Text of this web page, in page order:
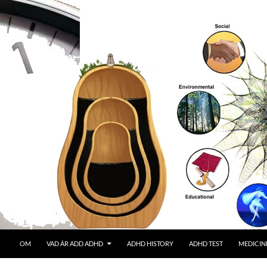
OM VAD ÄR ADD ADHD ADHD HISTORY ADHD TEST